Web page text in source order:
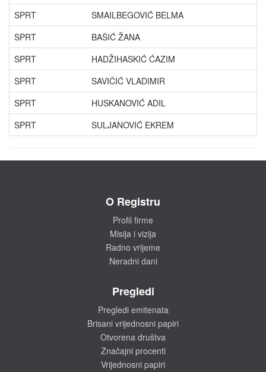
SPRT
SMAILBEGOVIĆ BELMA
SPRT
BAŠIĆ ŽANA
SPRT
HADŽIHASKIĆ ĆAZIM
SPRT
SAVIČIĆ VLADIMIR
SPRT
HUSKANOVIĆ ADIL
SPRT
SULJANOVIĆ EKREM
O Registru
Profil firme
Misija i vizija
Radno vrijeme
Neradni dani
Pregledi
Pregledi emitenata
Brisani vrijednosni papiri
Otvorena društva
Značajni procenti
Vrijednosni papiri